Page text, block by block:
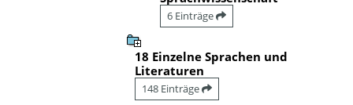
6 Einträge
18 Einzelne Sprachen und
Literaturen
148 Einträge